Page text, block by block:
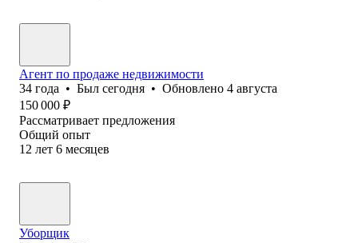
Агент по продаже недвижимости
34 года • Был сегодня • Обновлено 4 августа
150 000 ₽
Рассматривает предложения
Общий опыт
12 лет 6 месяцев
Уборщик